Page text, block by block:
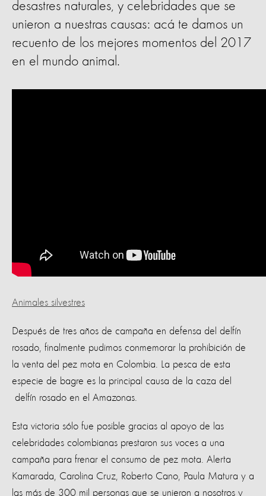
desastres naturales, y celebridades que se
unieron a nuestras causas: acá te damos un
recuento de los mejores momentos del 2017
en el mundo animal.
Animales silvestres
Después de tres años de campaña en defensa del delfín
rosado, finalmente pudimos conmemorar la prohibición de
la venta del pez mota en Colombia. La pesca de esta
especie de bagre es la principal causa de la caza del
delfín rosado en el Amazonas.
Esta victoria sólo fue posible gracias al apoyo de las
celebridades colombianas prestaron sus voces a una
campaña para frenar el consumo de pez mota. Alerta
Kamarada, Carolina Cruz, Roberto Cano, Paula Matura y a
las más de 300 mil personas que se unieron a nosotros y